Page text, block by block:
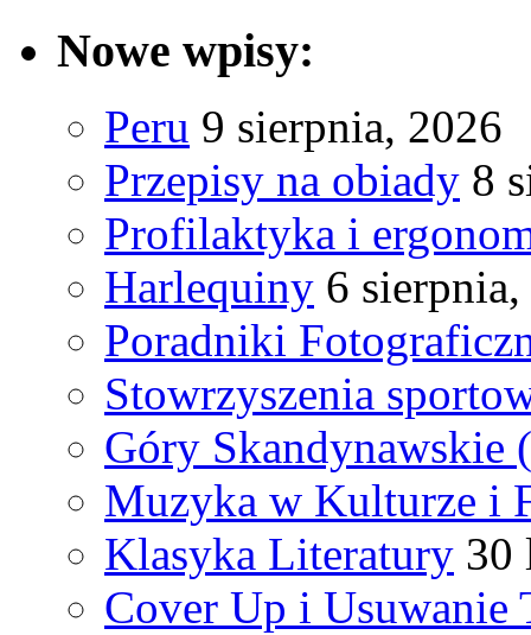
Nowe wpisy:
Peru 9 sierpnia, 2026
Przepisy na obiady 8
Profilaktyka i
Harlequiny 6
Poradniki
Stowrzyszenia
Góry Skandynawskie
Muzyka w Kulturze i
Klasyka Literatury 30
Cover Up i Usuwanie